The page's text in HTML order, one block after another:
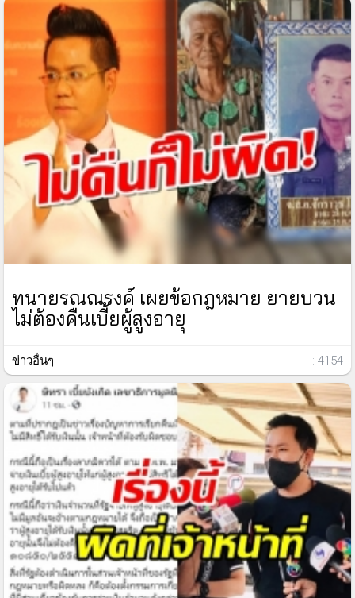
ทนายรณณรงค์ เผยข้อกฎหมาย ยายบวน
ไม่ต้องคืนเบี้ยผู้สูงอายุ
ข่าวอื่นๆ : 4154